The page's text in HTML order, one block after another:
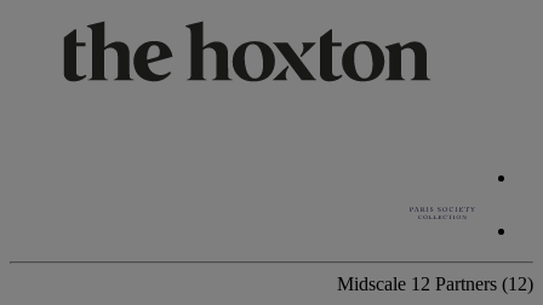
Midscale 12 Partners (12)